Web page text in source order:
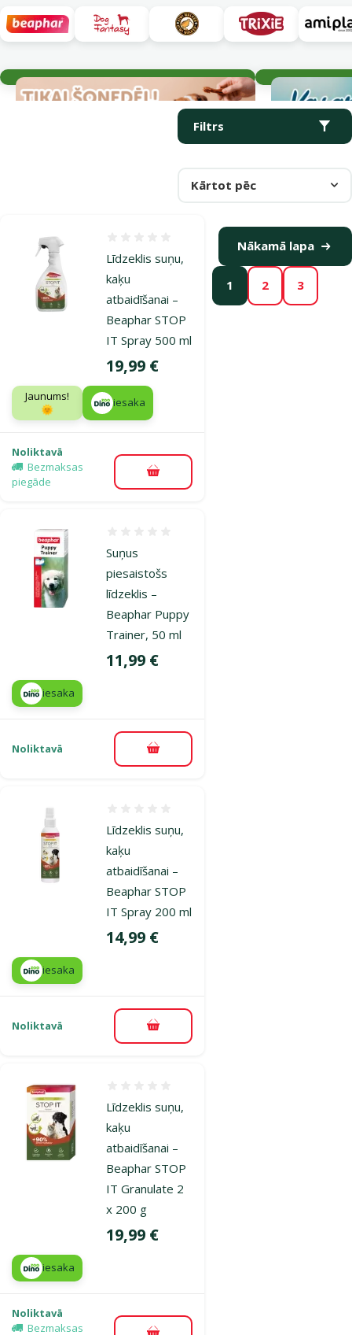
Parametriskais filtrs
Filtrs
Atlasītie filtri
Kārtot pēc
Produkti kategorijā Treniņi ar suni
Līdzeklis suņu,
kaķu
atbaidīšanai –
Beaphar STOP
IT Spray 500 ml
Cena
19,99 €
Jaunums!
🌞
iesaka
Noliktavā
Bezmaksas
piegāde
Pievienot grozam
Suņus
piesaistošs
līdzeklis –
Beaphar Puppy
Trainer, 50 ml
Cena
11,99 €
iesaka
Noliktavā Pievienot grozam
Līdzeklis suņu,
kaķu
atbaidīšanai –
Beaphar STOP
IT Spray 200 ml
Cena
14,99 €
iesaka
Noliktavā Pievienot grozam
Līdzeklis suņu,
kaķu
atbaidīšanai –
Beaphar STOP
IT Granulate 2
x 200 g
Cena
19,99 €
iesaka
Noliktavā
Bezmaksas
1 2 3
Nākamā lapa